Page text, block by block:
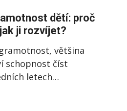
dětí: proč
ji rozvíjet?
většina
schopnost číst
letech…